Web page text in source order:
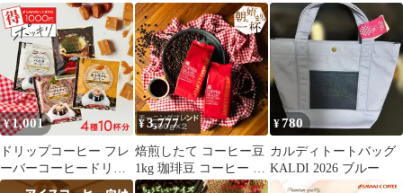
焙煎珈琲100g×5種類
（豆の状態or粉の状
態）【送料無料】オリ
ジナルブレンド浅煎
り〜深煎り
ヒー 3種 60袋 ドリップ
コーヒー 珈琲 コーヒー
福袋 ドリップバッグ 福
袋 個包装 飲み比べ セ
ット
杯 珈琲 ドリップバッグ
福袋 お試し 個包装 8g
飲み比べ セット ライト
マイルド ビター アニバ
ーサリー 【追跡ゆうメ
ール／同梱不可】
¥1,001
ドリップコーヒー フレ
ーバーコーヒードリッ
プパック コーヒー お試
¥3,777
焙煎したて コーヒー豆
1kg 珈琲豆 コーヒー 福
袋 大容量 500gx2袋 中
¥780
カルディトートバッグ
KALDI 2026 ブルー